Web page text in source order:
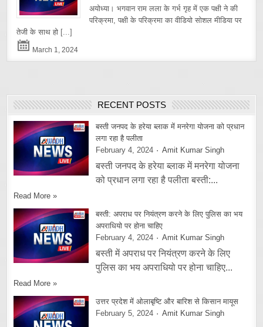
अयोध्या। भगवान राम लला के गर्भ गृह में एक पक्षी ने की
परिक्रमा, पक्षी के परिक्रमा का वीडियो सोशल मीडिया पर
तेजी के साथ हो [...]
March 1, 2024
RECENT POSTS
बस्ती जनपद के हरेया ब्लाक में मनरेगा योजना को प्रधान
लगा रहा है पलीता
February 4, 2024
Amit Kumar Singh
बस्ती जनपद के हरेया ब्लाक में मनरेगा योजना
को प्रधान लगा रहा है पलीता बस्ती:...
Read More »
बस्ती: अपराध पर नियंत्रण करने के लिए पुलिस का भय
अपराधियो पर होना चाहिए
February 4, 2024
Amit Kumar Singh
बस्ती में अपराध पर नियंत्रण करने के लिए
पुलिस का भय अपराधियो पर होना चाहिए...
Read More »
उत्तर प्रदेश में ओलाबृष्टि और बारिश से किसान मायूस
February 5, 2024
Amit Kumar Singh